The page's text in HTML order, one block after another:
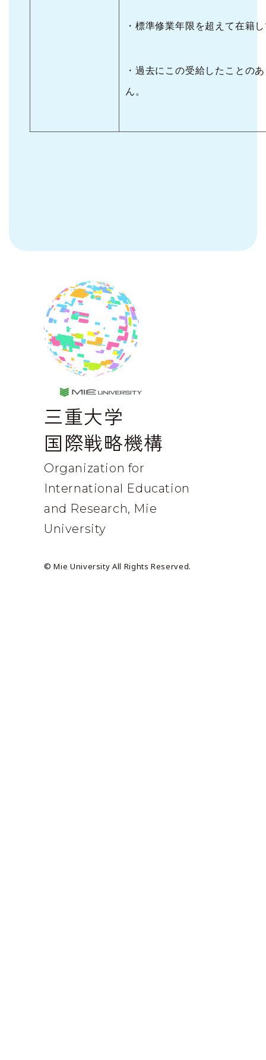
・標準修業年限を超えて在籍
・過去にこの受給したことの
ん。
三重大学
国際戦略機構
Organization for
International Education
and Research, Mie
University
© Mie University All Rights Reserved.